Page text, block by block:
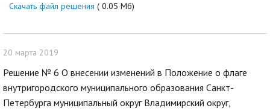
Скачать файл решения ( 0.05 Мб)
20 марта 2019
Решение № 6 О внесении изменений в Положение о флаге
внутригородского муниципального образования Санкт-
Петербурга муниципальный округ Владимирский округ,